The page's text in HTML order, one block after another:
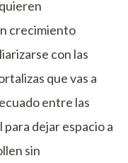
crecimiento
con las
que vas a
entre las
dejar espacio a
sin